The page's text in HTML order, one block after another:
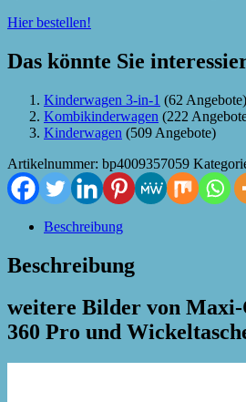
Hier bestellen!
Das könnte Sie
Kinderwagen 3-in-1 (62 Angebote)
Kombikinderwagen (222
Kinderwagen (509 Angebote)
Artikelnummer: bp4009357059
Beschreibung
Beschreibung
weitere Bilder von Maxi-
360 Pro und